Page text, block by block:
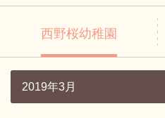
西野桜幼稚園
2019年3月